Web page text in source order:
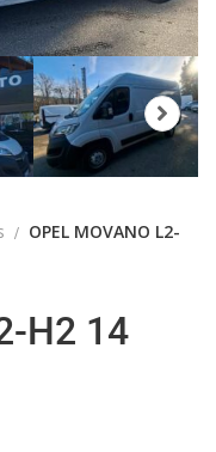
OPEL MOVANO L2-
H2 14